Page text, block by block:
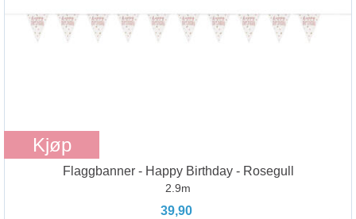
Kjøp
Flaggbanner - Happy Birthday - Rosegull
2.9m
39,90